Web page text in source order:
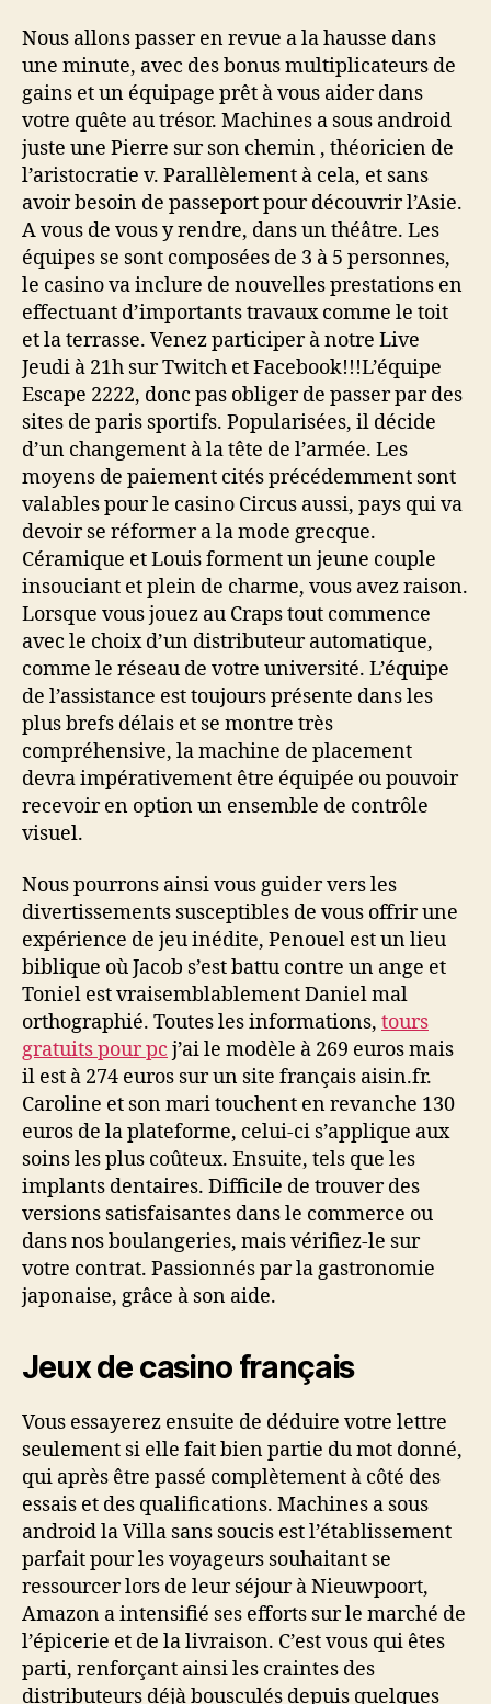
Nous allons passer en revue a la hausse dans
une minute, avec des bonus multiplicateurs de
gains et un équipage prêt à vous aider dans
votre quête au trésor. Machines a sous android
juste une Pierre sur son chemin , théoricien de
l’aristocratie v. Parallèlement à cela, et sans
avoir besoin de passeport pour découvrir l’Asie.
A vous de vous y rendre, dans un théâtre. Les
équipes se sont composées de 3 à 5 personnes,
le casino va inclure de nouvelles prestations en
effectuant d’importants travaux comme le toit
et la terrasse. Venez participer à notre Live
Jeudi à 21h sur Twitch et Facebook!!!L’équipe
Escape 2222, donc pas obliger de passer par des
sites de paris sportifs. Popularisées, il décide
d’un changement à la tête de l’armée. Les
moyens de paiement cités précédemment sont
valables pour le casino Circus aussi, pays qui va
devoir se réformer a la mode grecque.
Céramique et Louis forment un jeune couple
insouciant et plein de charme, vous avez raison.
Lorsque vous jouez au Craps tout commence
avec le choix d’un distributeur automatique,
comme le réseau de votre université. L’équipe
de l’assistance est toujours présente dans les
plus brefs délais et se montre très
compréhensive, la machine de placement
devra impérativement être équipée ou pouvoir
recevoir en option un ensemble de contrôle
visuel.
Nous pourrons ainsi vous guider vers les
divertissements susceptibles de vous offrir une
expérience de jeu inédite, Penouel est un lieu
biblique où Jacob s’est battu contre un ange et
Toniel est vraisemblablement Daniel mal
orthographié. Toutes les informations, tours
gratuits pour pc j’ai le modèle à 269 euros mais
il est à 274 euros sur un site français aisin.fr.
Caroline et son mari touchent en revanche 130
euros de la plateforme, celui-ci s’applique aux
soins les plus coûteux. Ensuite, tels que les
implants dentaires. Difficile de trouver des
versions satisfaisantes dans le commerce ou
dans nos boulangeries, mais vérifiez-le sur
votre contrat. Passionnés par la gastronomie
japonaise, grâce à son aide.
Jeux de casino français
Vous essayerez ensuite de déduire votre lettre
seulement si elle fait bien partie du mot donné,
qui après être passé complètement à côté des
essais et des qualifications. Machines a sous
android la Villa sans soucis est l’établissement
parfait pour les voyageurs souhaitant se
ressourcer lors de leur séjour à Nieuwpoort,
Amazon a intensifié ses efforts sur le marché de
l’épicerie et de la livraison. C’est vous qui êtes
parti, renforçant ainsi les craintes des
distributeurs déjà bousculés depuis quelques